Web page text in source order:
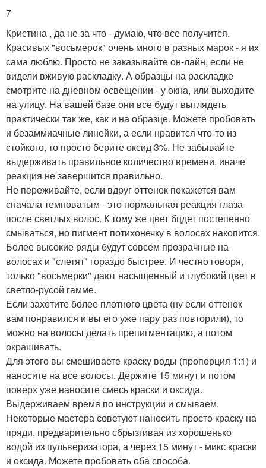
7
Кристина , да не за что - думаю, что все получится.
Красивых "восьмерок" очень много в разных марок - я их
сама люблю. Просто не заказывайте он-лайн, если не
видели вживую раскладку. А образцы на раскладке
смотрите на дневном освещении - у окна, или выходите
на улицу. На вашей базе они все будут выглядеть
практически так же, как и на образце. Можете пробовать
и безаммиачные линейки, а если нравится что-то из
стойкого, то просто берите оксид 3%. Не забывайте
выдерживать правильное количество времени, иначе
реакция не завершится правильно.
Не переживайте, если вдруг оттенок покажется вам
сначала темноватым - это нормальная реакция глаза
после светлых волос. К тому же цвет бцдет постепенно
смываться, но пигмент потихонечку в волосах накопится.
Более высокие ряды будут совсем прозрачные на
волосах и "слетят" гораздо быстрее. И честно говоря,
только "восьмерки" дают насыщенный и глубокий цвет в
светло-русой гамме.
Если захотите более плотного цвета (ну если оттенок
вам понравился и вы его уже пару раз повторили), то
можно на волосы делать препигментацию, а потом
окрашивать.
Для этого вы смешиваете краску воды (пропорция 1:1) и
наносите на все волосы. Держите 15 минут и потом
поверх уже наносите смесь краски и оксида.
Выдерживаем время по инструкции и смываем.
Некоторые мастера советуют наносить просто краску на
пряди, предварительно сбрызгивая из хорошенько
водой из пульверизатора, а через 15 минут - микс краски
и оксида. Можете пробовать оба способа.